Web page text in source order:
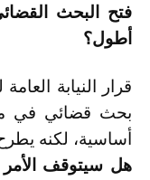
فتح البحث
أطول؟
قرار النيابة
بحث قضائي في
أساسية، لكنه
هل سيتوقف الأمر